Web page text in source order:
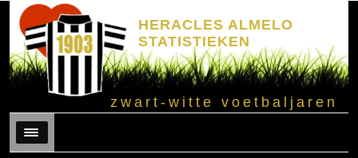
HERACLES ALMELO
STATISTIEKEN
zwart-witte voetbaljaren
Menu